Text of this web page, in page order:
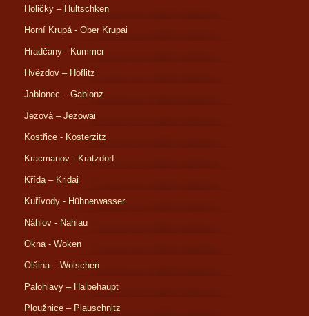
Holičky – Hultschken
Horní Krupá - Ober Krupai
Hradčany - Kummer
Hvězdov – Höflitz
Jablonec – Gablonz
Jezová – Jezowai
Kostřice - Kosterzitz
Kracmanov - Kratzdorf
Křída – Kridai
Kuřívody - Hühnerwasser
Náhlov - Nahlau
Okna - Woken
Olšina – Wolschen
Palohlavy – Halbehaupt
Ploužnice – Plauschnitz